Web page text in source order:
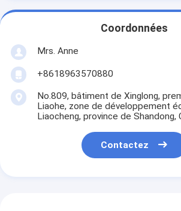
Coordonnées
Mrs. Anne
+8618963570880
No.809, bâtiment de Xinglong,
Liaohe, zone de développement
Liaocheng, province de Shandong,
Contactez